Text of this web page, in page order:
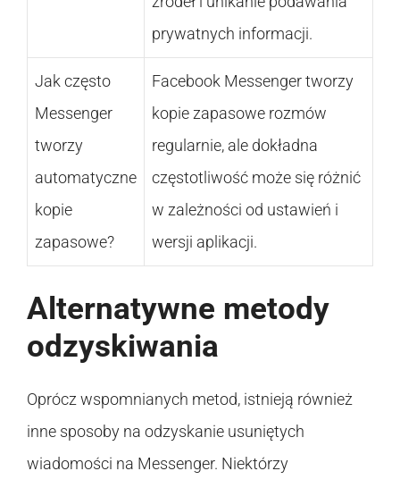
prywatnych informacji.
Jak często
Messenger
tworzy
automatyczne
kopie
zapasowe?
Facebook Messenger tworzy
kopie zapasowe rozmów
regularnie, ale dokładna
częstotliwość może się różnić
w zależności od ustawień i
wersji aplikacji.
Alternatywne metody
odzyskiwania
Oprócz wspomnianych metod, istnieją również
inne sposoby na odzyskanie usuniętych
wiadomości na Messenger. Niektórzy